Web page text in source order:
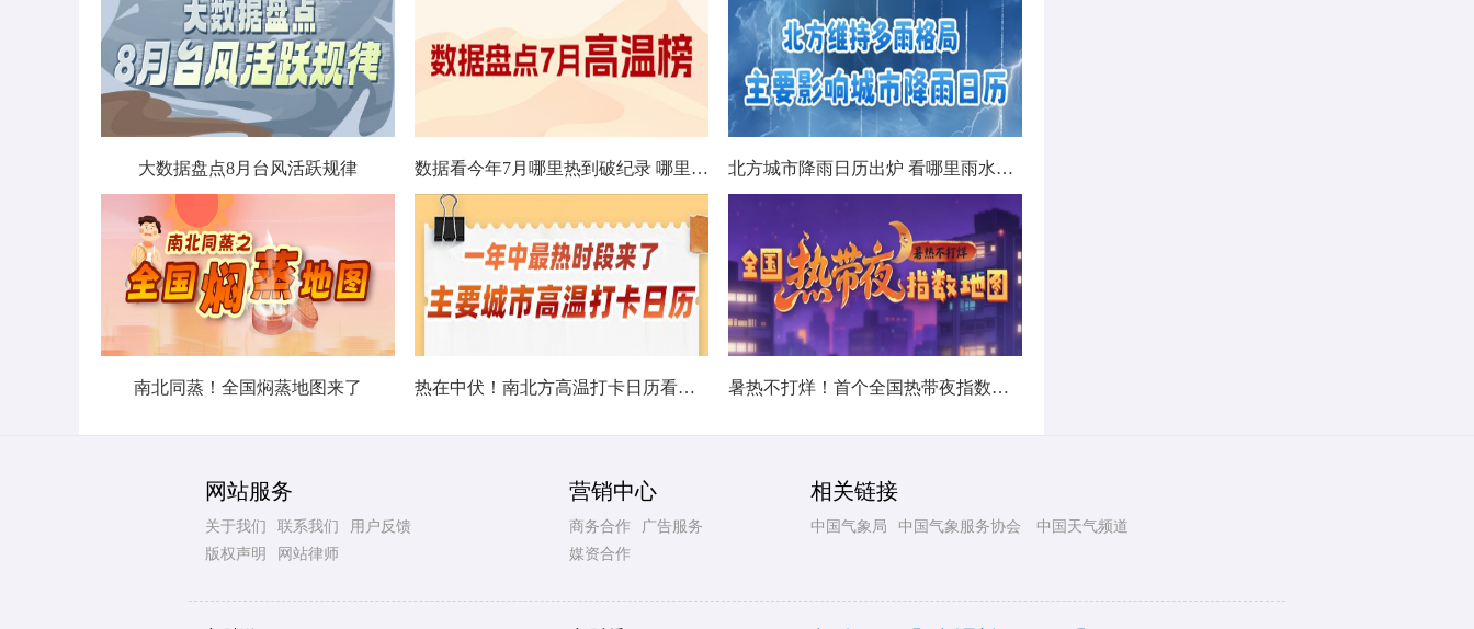
大数据盘点8月台风活跃规律 数据看今年7月哪里热到破纪录 哪里暑热连轴转 北方城市降雨日历出炉 看哪里雨水超长待机
南北同蒸！全国焖蒸地图来了 热在中伏！南北方高温打卡日历看哪里热力持久 暑热不打烊！首个全国热带夜指数地图发布
网站服务
关于我们 联系我们
用户反馈
版权声明
网站律师
营销中心
商务合作
广告服务
媒资合作
相关链接
中国气象局 中国气象服务协会 中国天气频道